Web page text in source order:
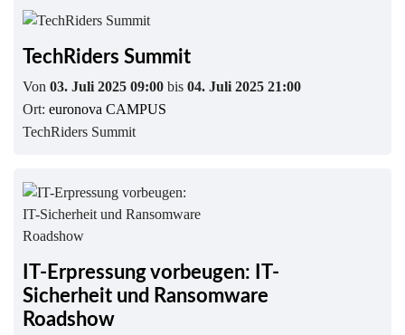
TechRiders Summit
Von 03. Juli 2025 09:00 bis 04. Juli 2025 21:00
Ort: euronova CAMPUS
TechRiders Summit
IT-Erpressung vorbeugen: IT-
Sicherheit und Ransomware
Roadshow